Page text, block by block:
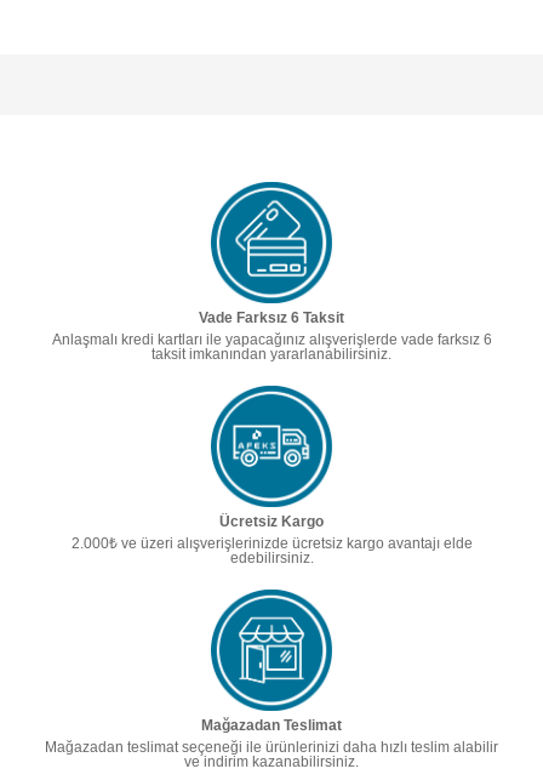
Vade Farksız 6 Taksit
Anlaşmalı kredi kartları ile yapacağınız alışverişlerde vade farksız 6
taksit imkanından yararlanabilirsiniz.
Ücretsiz Kargo
2.000₺ ve üzeri alışverişlerinizde ücretsiz kargo avantajı elde
edebilirsiniz.
Mağazadan Teslimat
Mağazadan teslimat seçeneği ile ürünlerinizi daha hızlı teslim alabilir
ve indirim kazanabilirsiniz.